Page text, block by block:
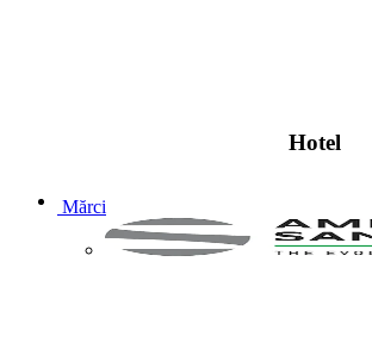
Hotel
Mărci